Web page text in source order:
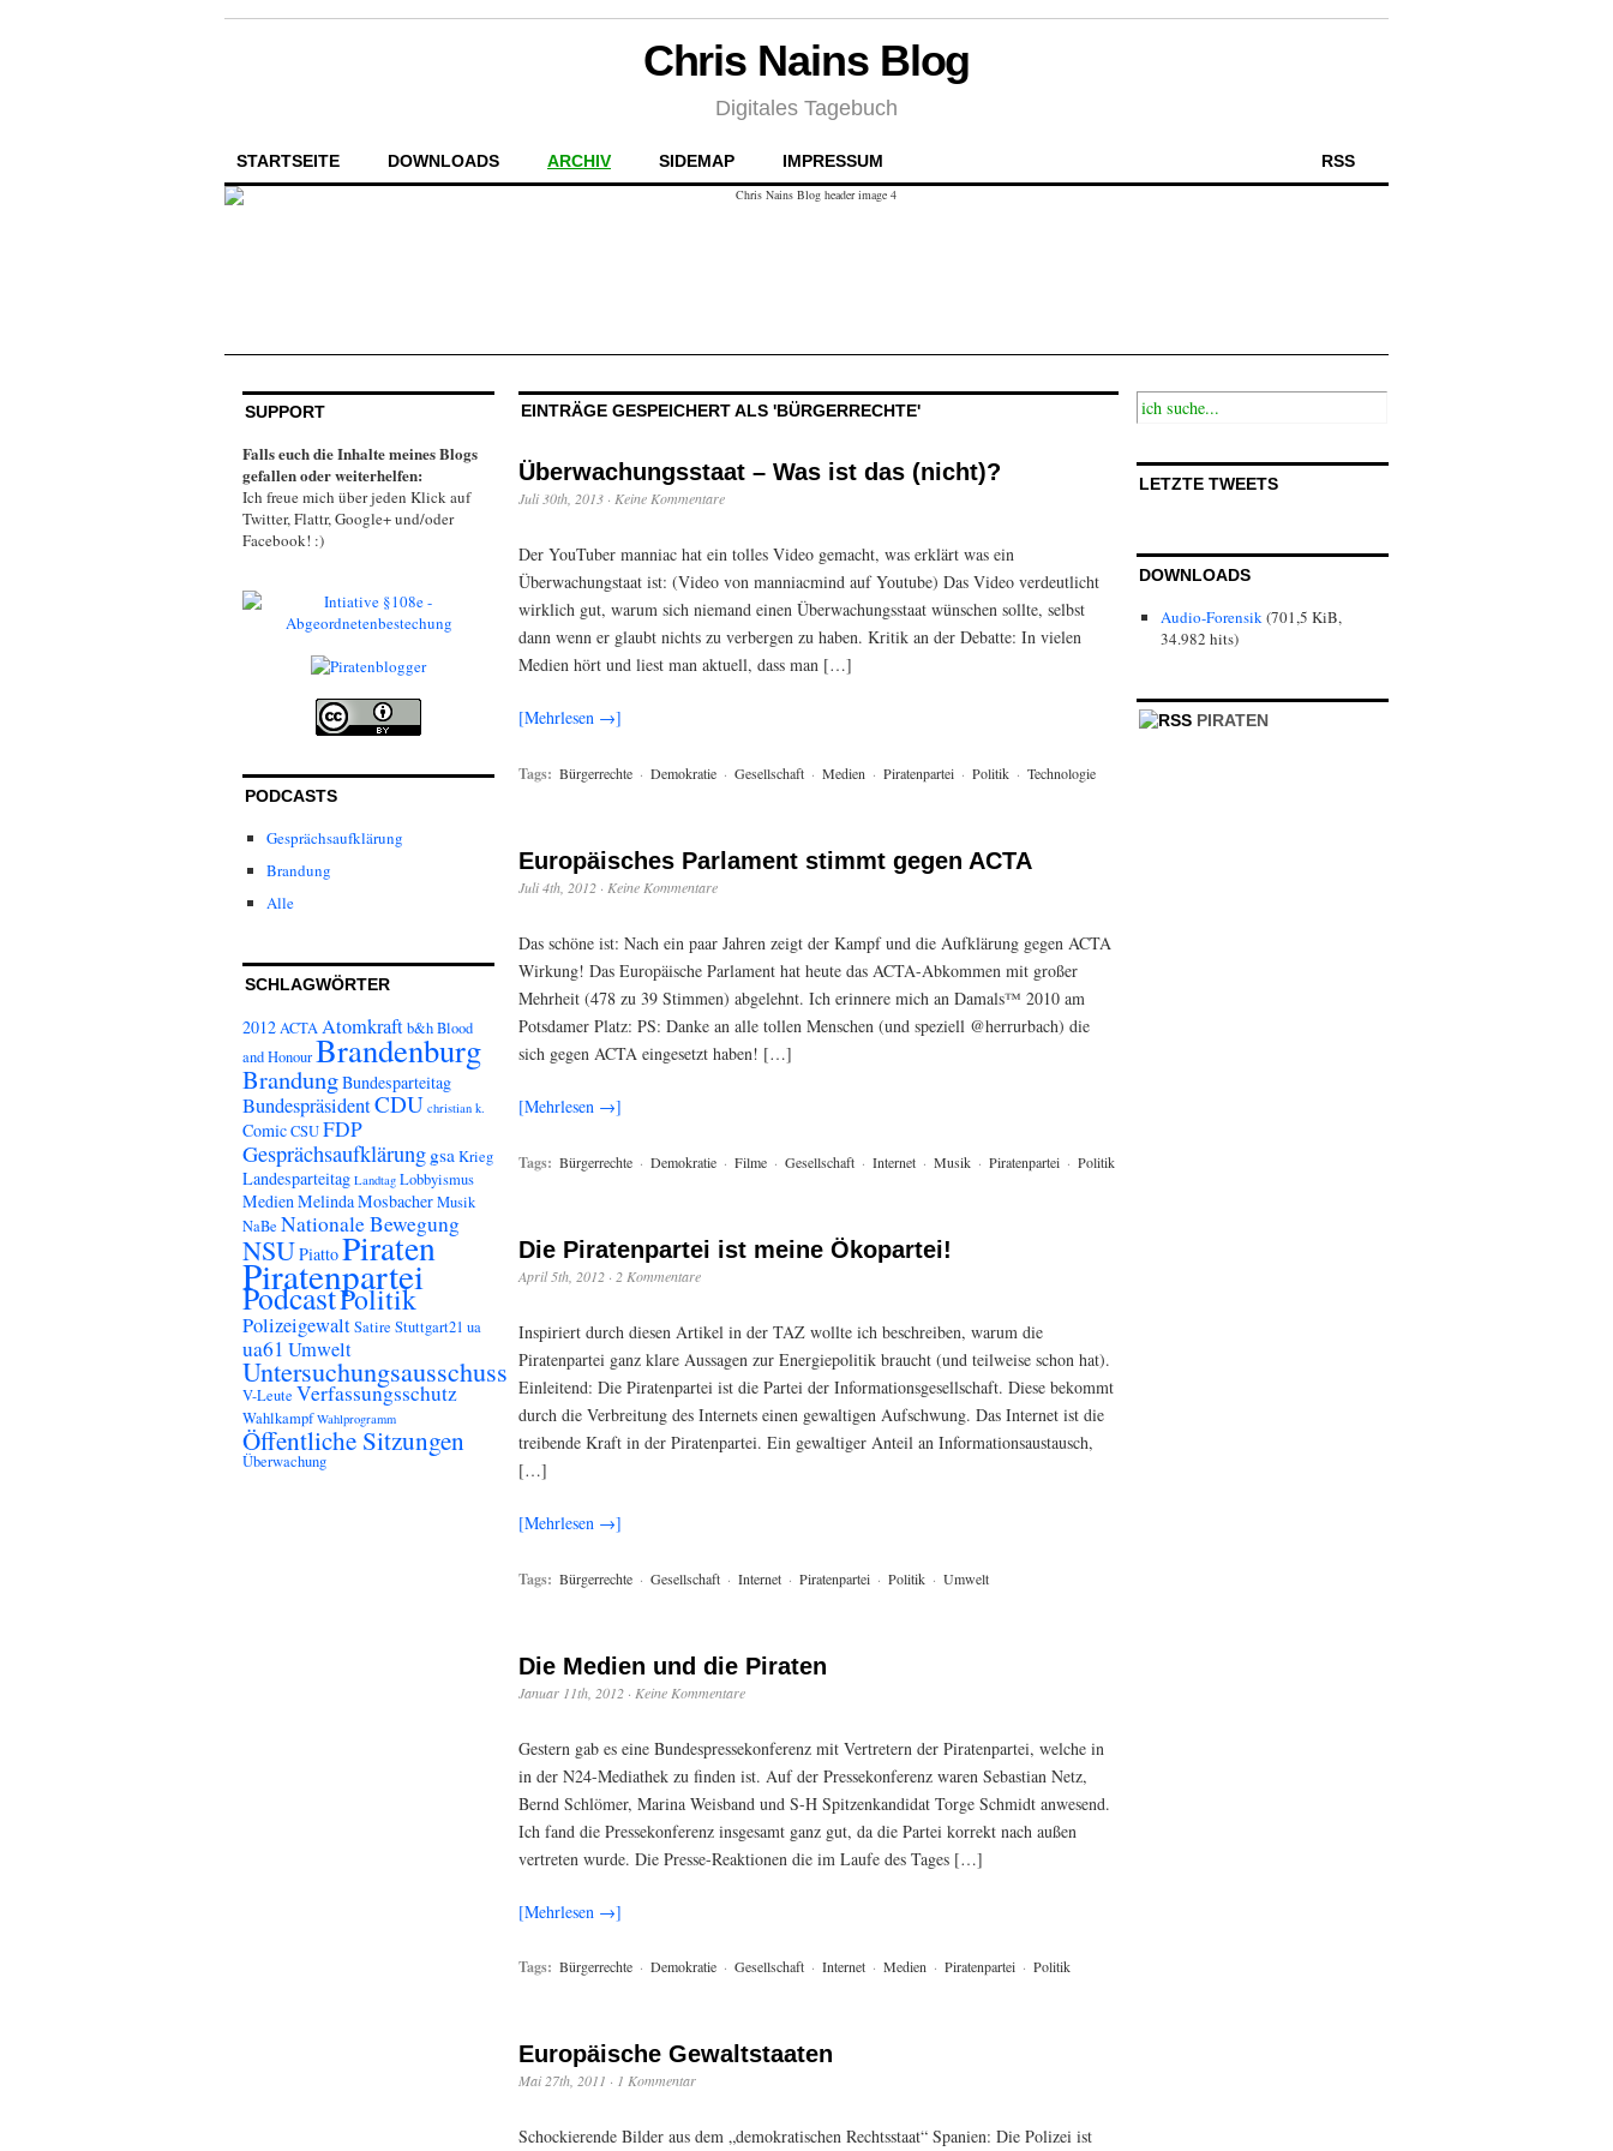
Chris Nains Blog
Digitales Tagebuch
STARTSEITE DOWNLOADS ARCHIV SIDEMAP IMPRESSUM RSS
SUPPORT
Falls euch die Inhalte meines Blogs
gefallen oder weiterhelfen:
Ich freue mich über jeden Klick auf
Twitter, Flattr, Google+ und/oder
Facebook! :)
PODCASTS
Gesprächsaufklärung
Brandung
Alle
SCHLAGWÖRTER
2012ACTAAtomkraftb&hBlood
and HonourBrandenburg
BrandungBundesparteitag
BundespräsidentCDU christian k.
ComicCSUFDP
Gesprächsaufklärung gsa Krieg
Landesparteitag Landtag Lobbyismus
Medien MelindaMosbacherMusik
NaBe Nationale Bewegung
NSUPiattoPiraten
Piratenpartei
PodcastPolitik
PolizeigewaltSatire Stuttgart21 ua
ua61 Umwelt
Untersuchungsausschuss
V-Leute Verfassungsschutz
Wahlkampf Wahlprogramm
Öffentliche Sitzungen
Überwachung
EINTRÄGE GESPEICHERT ALS 'BÜRGERRECHTE'
Überwachungsstaat – Was ist das (nicht)?
Juli 30th, 2013 · Keine Kommentare
Der YouTuber manniac hat ein tolles Video gemacht, was erklärt was ein
Überwachungstaat ist: (Video von manniacmind auf Youtube) Das Video verdeutlicht
wirklich gut, warum sich niemand einen Überwachungsstaat wünschen sollte, selbst
dann wenn er glaubt nichts zu verbergen zu haben. Kritik an der Debatte: In vielen
Medien hört und liest man aktuell, dass man […]
[Mehrlesen →]
Tags: Bürgerrechte · Demokratie · Gesellschaft · Medien · Piratenpartei · Politik · Technologie
Europäisches Parlament stimmt gegen ACTA
Juli 4th, 2012 · Keine Kommentare
Das schöne ist: Nach ein paar Jahren zeigt der Kampf und die Aufklärung gegen ACTA
Wirkung! Das Europäische Parlament hat heute das ACTA-Abkommen mit großer
Mehrheit (478 zu 39 Stimmen) abgelehnt. Ich erinnere mich an Damals™ 2010 am
Potsdamer Platz: PS: Danke an alle tollen Menschen (und speziell @herrurbach) die
sich gegen ACTA eingesetzt haben! […]
[Mehrlesen →]
Tags: Bürgerrechte · Demokratie · Filme · Gesellschaft · Internet · Musik · Piratenpartei · Politik
Die Piratenpartei ist meine Ökopartei!
April 5th, 2012 · 2 Kommentare
Inspiriert durch diesen Artikel in der TAZ wollte ich beschreiben, warum die
Piratenpartei ganz klare Aussagen zur Energiepolitik braucht (und teilweise schon hat).
Einleitend: Die Piratenpartei ist die Partei der Informationsgesellschaft. Diese bekommt
durch die Verbreitung des Internets einen gewaltigen Aufschwung. Das Internet ist die
treibende Kraft in der Piratenpartei. Ein gewaltiger Anteil an Informationsaustausch,
[…]
[Mehrlesen →]
Tags: Bürgerrechte · Gesellschaft · Internet · Piratenpartei · Politik · Umwelt
Die Medien und die Piraten
Januar 11th, 2012 · Keine Kommentare
Gestern gab es eine Bundespressekonferenz mit Vertretern der Piratenpartei, welche in
in der N24-Mediathek zu finden ist. Auf der Pressekonferenz waren Sebastian Netz,
Bernd Schlömer, Marina Weisband und S-H Spitzenkandidat Torge Schmidt anwesend.
Ich fand die Pressekonferenz insgesamt ganz gut, da die Partei korrekt nach außen
vertreten wurde. Die Presse-Reaktionen die im Laufe des Tages […]
[Mehrlesen →]
Tags: Bürgerrechte · Demokratie · Gesellschaft · Internet · Medien · Piratenpartei · Politik
Europäische Gewaltstaaten
Mai 27th, 2011 · 1 Kommentar
Schockierende Bilder aus dem „demokratischen Rechtsstaat“ Spanien: Die Polizei ist
LETZTE TWEETS
DOWNLOADS
Audio-Forensik (701,5 KiB,
34.982 hits)
PIRATEN